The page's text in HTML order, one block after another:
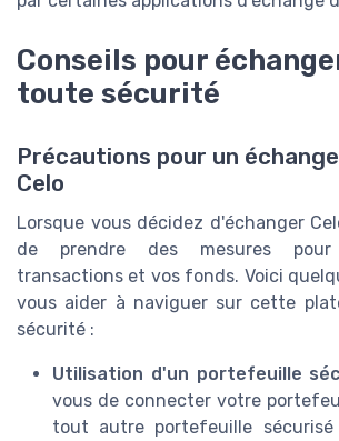
Conseils pour
toute sécurité
Précautions pour un
Celo
Lorsque vous décidez d'échanger
de prendre des mesures
transactions et vos fonds. Voici
vous aider à naviguer sur cette
sécurité :
Utilisation d'un portefeuille
vous de connecter votre
tout autre portefeuille